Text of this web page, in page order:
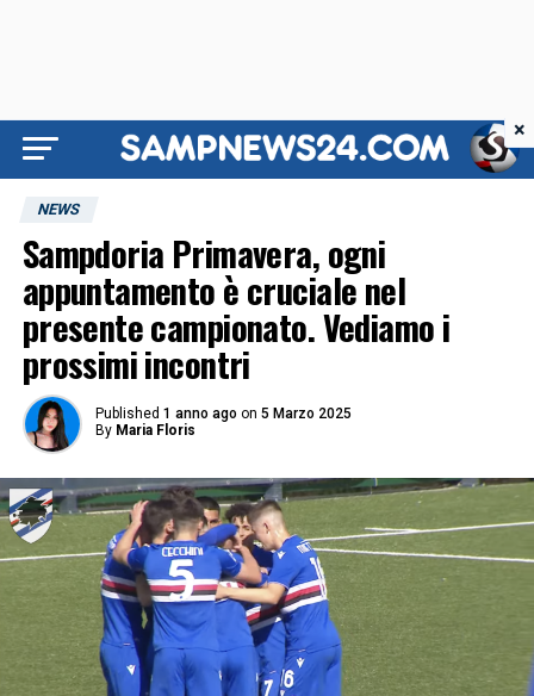
NEWS
Sampdoria Primavera, ogni
appuntamento è cruciale nel
presente campionato. Vediamo i
prossimi incontri
Published 1 anno ago on 5 Marzo 2025
By Maria Floris
×